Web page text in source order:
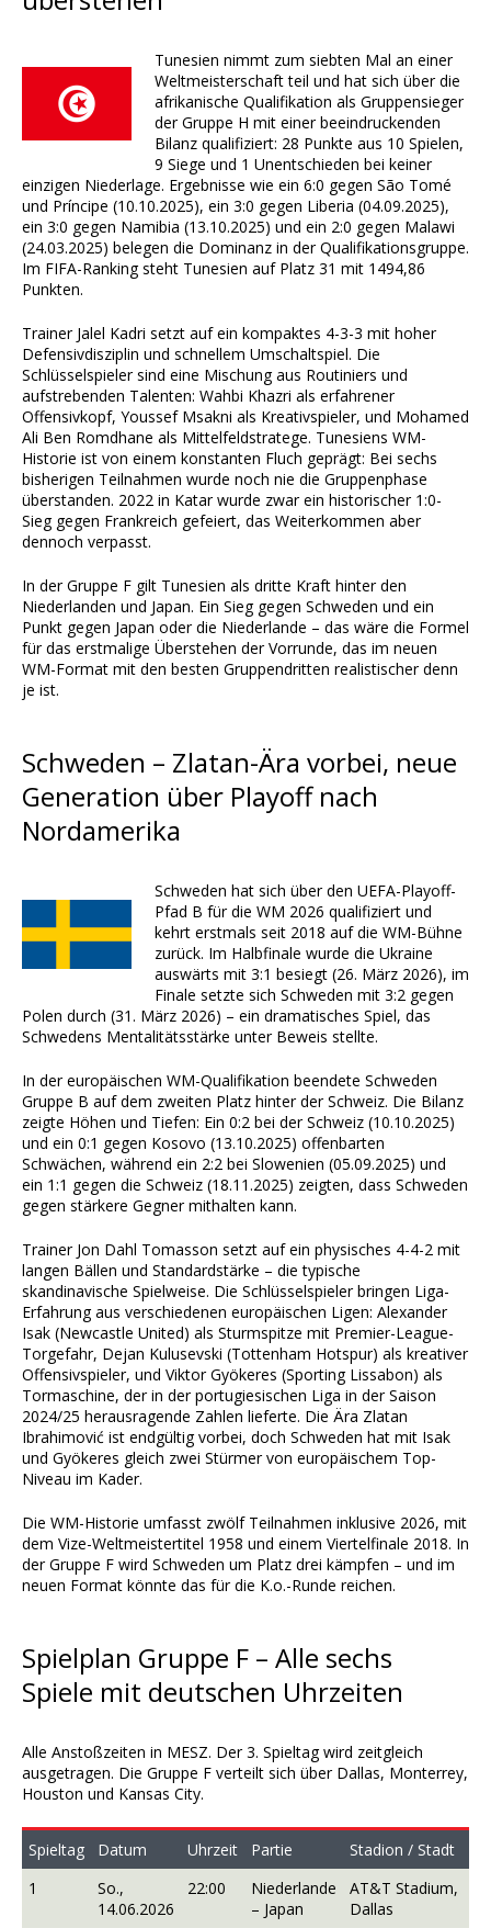
Tunesien nimmt zum siebten Mal an einer
Weltmeisterschaft teil und hat sich über die
afrikanische Qualifikation als Gruppensieger
der Gruppe H mit einer beeindruckenden
Bilanz qualifiziert: 28 Punkte aus 10 Spielen,
9 Siege und 1 Unentschieden bei keiner
einzigen Niederlage. Ergebnisse wie ein 6:0 gegen São Tomé
und Príncipe (10.10.2025), ein 3:0 gegen Liberia (04.09.2025),
ein 3:0 gegen Namibia (13.10.2025) und ein 2:0 gegen Malawi
(24.03.2025) belegen die Dominanz in der Qualifikationsgruppe.
Im FIFA-Ranking steht Tunesien auf Platz 31 mit 1494,86
Punkten.
Trainer Jalel Kadri setzt auf ein kompaktes 4-3-3 mit hoher
Defensivdisziplin und schnellem Umschaltspiel. Die
Schlüsselspieler sind eine Mischung aus Routiniers und
aufstrebenden Talenten: Wahbi Khazri als erfahrener
Offensivkopf, Youssef Msakni als Kreativspieler, und Mohamed
Ali Ben Romdhane als Mittelfeldstratege. Tunesiens WM-
Historie ist von einem konstanten Fluch geprägt: Bei sechs
bisherigen Teilnahmen wurde noch nie die Gruppenphase
überstanden. 2022 in Katar wurde zwar ein historischer 1:0-
Sieg gegen Frankreich gefeiert, das Weiterkommen aber
dennoch verpasst.
In der Gruppe F gilt Tunesien als dritte Kraft hinter den
Niederlanden und Japan. Ein Sieg gegen Schweden und ein
Punkt gegen Japan oder die Niederlande – das wäre die Formel
für das erstmalige Überstehen der Vorrunde, das im neuen
WM-Format mit den besten Gruppendritten realistischer denn
je ist.
Schweden – Zlatan-Ära vorbei, neue
Generation über Playoff nach
Nordamerika
Schweden hat sich über den UEFA-Playoff-
Pfad B für die WM 2026 qualifiziert und
kehrt erstmals seit 2018 auf die WM-Bühne
zurück. Im Halbfinale wurde die Ukraine
auswärts mit 3:1 besiegt (26. März 2026), im
Finale setzte sich Schweden mit 3:2 gegen
Polen durch (31. März 2026) – ein dramatisches Spiel, das
Schwedens Mentalitätsstärke unter Beweis stellte.
In der europäischen WM-Qualifikation beendete Schweden
Gruppe B auf dem zweiten Platz hinter der Schweiz. Die Bilanz
zeigte Höhen und Tiefen: Ein 0:2 bei der Schweiz (10.10.2025)
und ein 0:1 gegen Kosovo (13.10.2025) offenbarten
Schwächen, während ein 2:2 bei Slowenien (05.09.2025) und
ein 1:1 gegen die Schweiz (18.11.2025) zeigten, dass Schweden
gegen stärkere Gegner mithalten kann.
Trainer Jon Dahl Tomasson setzt auf ein physisches 4-4-2 mit
langen Bällen und Standardstärke – die typische
skandinavische Spielweise. Die Schlüsselspieler bringen Liga-
Erfahrung aus verschiedenen europäischen Ligen: Alexander
Isak (Newcastle United) als Sturmspitze mit Premier-League-
Torgefahr, Dejan Kulusevski (Tottenham Hotspur) als kreativer
Offensivspieler, und Viktor Gyökeres (Sporting Lissabon) als
Tormaschine, der in der portugiesischen Liga in der Saison
2024/25 herausragende Zahlen lieferte. Die Ära Zlatan
Ibrahimović ist endgültig vorbei, doch Schweden hat mit Isak
und Gyökeres gleich zwei Stürmer von europäischem Top-
Niveau im Kader.
Die WM-Historie umfasst zwölf Teilnahmen inklusive 2026, mit
dem Vize-Weltmeistertitel 1958 und einem Viertelfinale 2018. In
der Gruppe F wird Schweden um Platz drei kämpfen – und im
neuen Format könnte das für die K.o.-Runde reichen.
Spielplan Gruppe F – Alle sechs
Spiele mit deutschen Uhrzeiten
Alle Anstoßzeiten in MESZ. Der 3. Spieltag wird zeitgleich
ausgetragen. Die Gruppe F verteilt sich über Dallas, Monterrey,
Houston und Kansas City.
Spieltag Datum Uhrzeit Partie
Stadion / Stadt
1
So.,
14.06.2026
22:00
Niederlande
– Japan
AT&T Stadium,
Dallas